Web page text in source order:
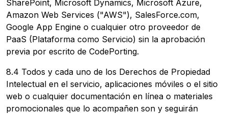
SharePoint, Microsoft Dynamics, Microsoft Azure,
Amazon Web Services ("AWS"), SalesForce.com,
Google App Engine o cualquier otro proveedor de
PaaS (Plataforma como Servicio) sin la aprobación
previa por escrito de CodePorting.
8.4 Todos y cada uno de los Derechos de Propiedad
Intelectual en el servicio, aplicaciones móviles o el sitio
web o cualquier documentación en línea o materiales
promocionales que lo acompañen son y seguirán